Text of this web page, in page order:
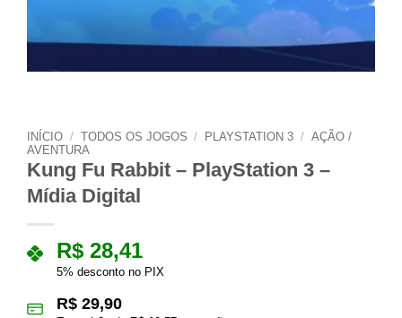
INÍCIO / TODOS OS JOGOS / PLAYSTATION 3 / AÇÃO /
AVENTURA
Kung Fu Rabbit – PlayStation 3 –
Mídia Digital
R$ 28,41
5% desconto no PIX
R$ 29,90